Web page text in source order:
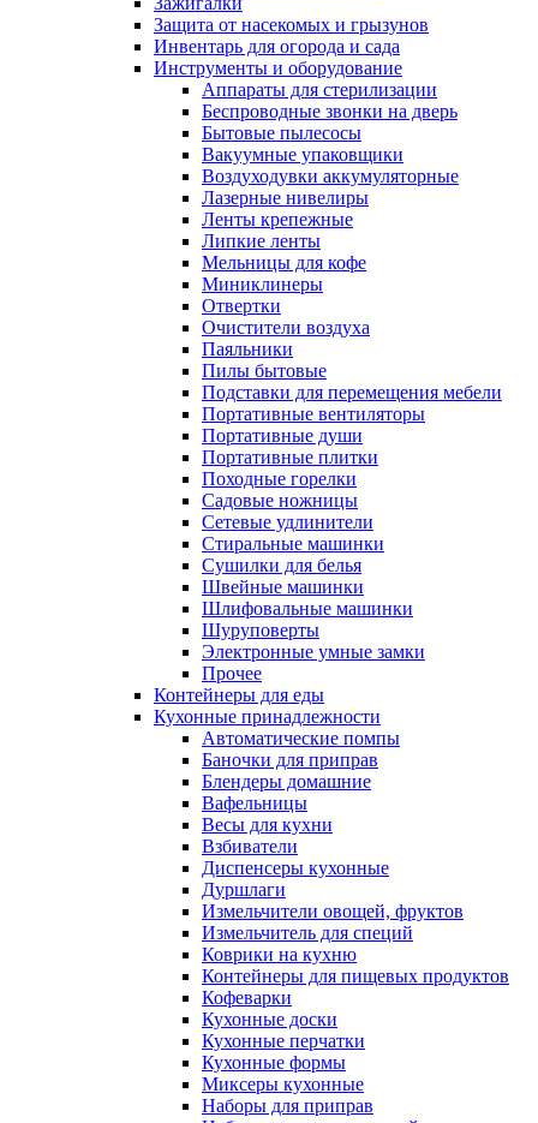
Защита от насекомых и грызунов
Инвентарь для огорода и сада
Инструменты и оборудование
Аппараты для стерилизации
Беспроводные звонки на дверь
Бытовые пылесосы
Вакуумные упаковщики
Воздуходувки аккумуляторные
Лазерные нивелиры
Ленты крепежные
Липкие ленты
Мельницы для кофе
Миниклинеры
Отвертки
Очистители воздуха
Паяльники
Пилы бытовые
Подставки для перемещения мебели
Портативные вентиляторы
Портативные души
Портативные плитки
Походные горелки
Садовые ножницы
Сетевые удлинители
Стиральные машинки
Сушилки для белья
Швейные машинки
Шлифовальные машинки
Шуруповерты
Электронные умные замки
Прочее
Контейнеры для еды
Кухонные принадлежности
Автоматические помпы
Баночки для приправ
Блендеры домашние
Вафельницы
Весы для кухни
Взбиватели
Диспенсеры кухонные
Дуршлаги
Измельчители овощей, фруктов
Измельчитель для специй
Коврики на кухню
Контейнеры для пищевых продуктов
Кофеварки
Кухонные доски
Кухонные перчатки
Кухонные формы
Миксеры кухонные
Наборы для приправ